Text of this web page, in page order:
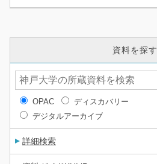
資料を探す
OPAC
ディスカバリー
デジタルアーカイブ
詳細検索